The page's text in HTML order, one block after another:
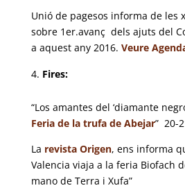
Unió de pagesos informa de les
sobre 1er.avanç dels ajuts del
a aquest any 2016. Veure
Fires:
“Los amantes del ‘diamante
Feria de la trufa de Abejar” 20-
La revista Origen, ens informa
Valencia viaja a la feria Biofach
mano de Terra i Xufa”